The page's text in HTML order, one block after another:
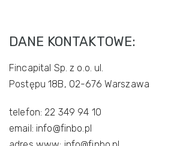
DANE KONTAKTOWE:
Fincapital Sp. z o.o. ul.
Postępu 18B, 02-676 Warszawa
telefon: 22 349 94 10
email: info@finbo.pl